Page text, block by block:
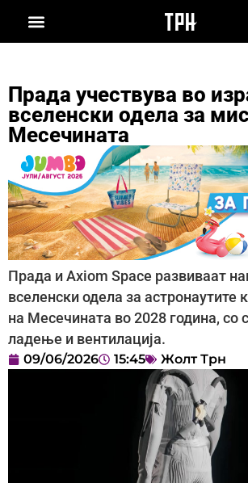
Прада учествува во
вселенски одела за
Месечината
Прада и Axiom Space развиваат
вселенски одела за астронаутите
на Месечината во 2028 година, со
ладење и вентилација.
09/06/2026 15:45 Жолт Трн